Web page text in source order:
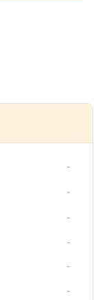
-
-
-
-
-
-